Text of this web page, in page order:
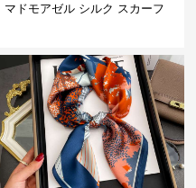
マドモアゼル シルク スカーフ